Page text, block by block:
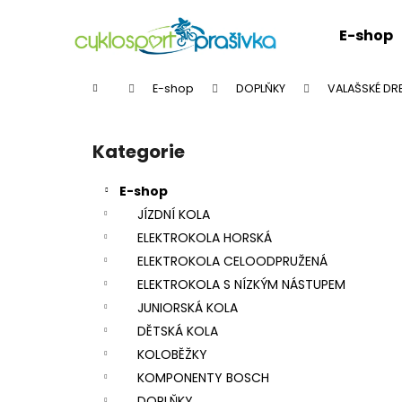
E-shop
Domů E-shop DOPLŇKY VALAŠSKÉ
Přeskočit
kategorie
Kategorie
E-shop
JÍZDNÍ KOLA
ELEKTROKOLA HORSKÁ
ELEKTROKOLA CELOODPRUŽENÁ
ELEKTROKOLA S NÍZKÝM NÁSTUPEM
JUNIORSKÁ KOLA
DĚTSKÁ KOLA
KOLOBĚŽKY
KOMPONENTY BOSCH
Zpět
Zpět